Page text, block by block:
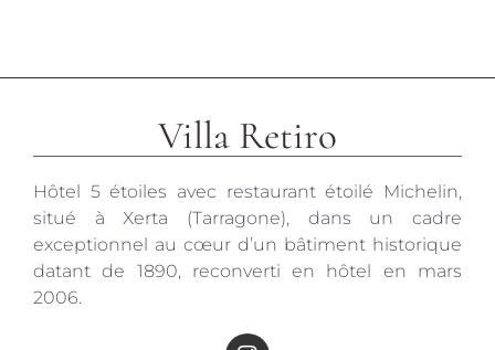
Villa Retiro
Hôtel 5 étoiles avec restaurant étoilé Michelin,
situé à Xerta (Tarragone), dans un cadre
exceptionnel au cœur d’un bâtiment historique
datant de 1890, reconverti en hôtel en mars
2006.